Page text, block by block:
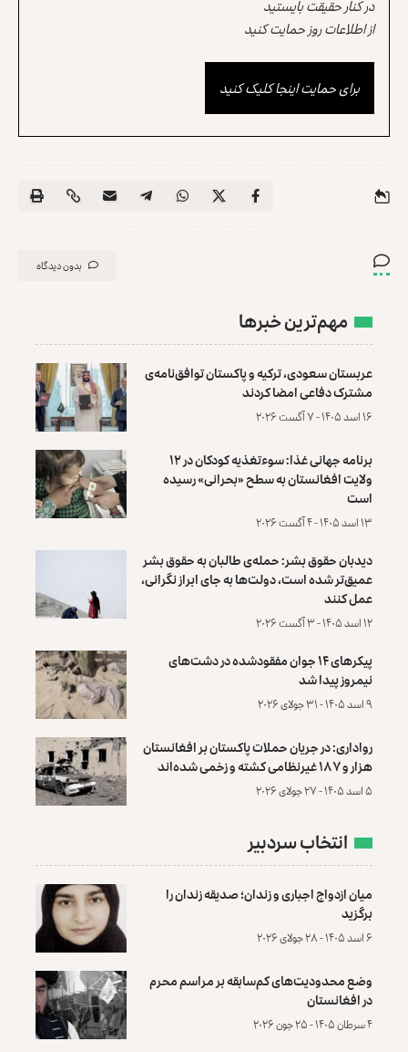
در کنار حقیقت بایستید
از اطلاعات روز حمایت کنید
برای حمایت اینجا کلیک کنید
بدون دیدگاه
مهم‌ترین خبرها
عربستان سعودی، ترکیه و پاکستان توافق‌نامه‌ی
مشترک دفاعی امضا کردند
۱۶ اسد ۱۴۰۵ - ۷ آگست ۲۰۲۶
برنامه جهانی غذا: سوءتغذیه کودکان در ۱۲
ولایت افغانستان به سطح «بحرانی» رسیده
است
۱۳ اسد ۱۴۰۵ - ۴ آگست ۲۰۲۶
دیدبان حقوق بشر: حمله‌ی طالبان به حقوق بشر
عمیق‌تر شده است، دولت‌ها به جای ابراز نگرانی،
عمل کنند
۱۲ اسد ۱۴۰۵ - ۳ آگست ۲۰۲۶
پیکرهای ۱۴ جوان مفقودشده در دشت‌های
نیمروز پیدا شد
۹ اسد ۱۴۰۵ - ۳۱ جولای ۲۰۲۶
رواداری: در جریان حملات پاکستان بر افغانستان
هزار و ۱۸۷ غیرنظامی کشته و زخمی شده‌اند
۵ اسد ۱۴۰۵ - ۲۷ جولای ۲۰۲۶
انتخاب سردبیر
میان ازدواج اجباری و زندان؛ صدیقه زندان را
برگزید
۶ اسد ۱۴۰۵ - ۲۸ جولای ۲۰۲۶
وضع محدودیت‌های کم‌سابقه بر مراسم محرم
در افغانستان
۴ سرطان ۱۴۰۵ - ۲۵ جون ۲۰۲۶